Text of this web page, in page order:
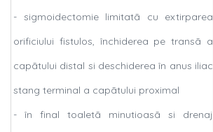
- sigmoidectomie limitatã cu extirparea
orificiului fistulos, închiderea pe transã a
capãtului distal si deschiderea în anus iliac
stang terminal a capãtului proximal
- în final toaletã minutioasã si drenaj